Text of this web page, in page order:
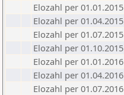
Elozahl per 01.01.2015
Elozahl per 01.04.2015
Elozahl per 01.07.2015
Elozahl per 01.10.2015
Elozahl per 01.01.2016
Elozahl per 01.04.2016
Elozahl per 01.07.2016